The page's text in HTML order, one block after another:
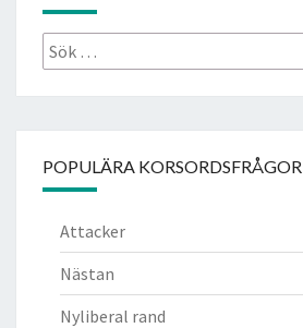
Sök
efter:
POPULÄRA KORSORDSFRÅGOR
Attacker
Nästan
Nyliberal rand